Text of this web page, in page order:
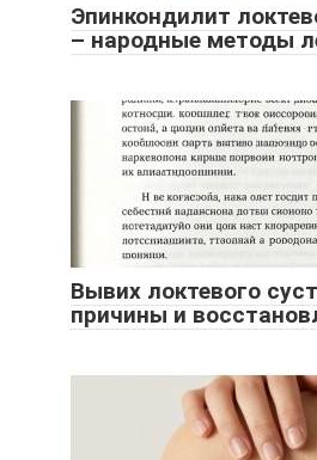
Эпинкондилит
– народные методы
Вывих локтевого
причины и